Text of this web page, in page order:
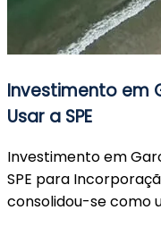
Investimento em
Usar a SPE
Investimento em
SPE para
consolidou-se como